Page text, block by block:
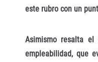
este rubro con un
Asimismo resalta el
empleabilidad, que